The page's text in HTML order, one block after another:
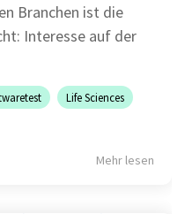
Branchen ist die
Interesse auf der
Life Sciences
Mehr lesen